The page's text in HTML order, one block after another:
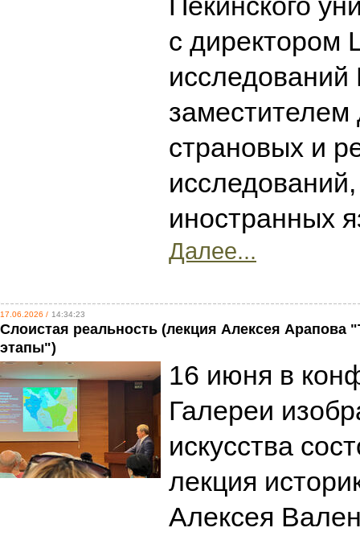
с директором
заместителем
страновых и
иностранных
Далее...
17.06.2026 / 14:34:23
Слоистая реальность (лекция Алексея Арапова
этапы")
16 июня в
Галереи
искусства
лекция
Алексея